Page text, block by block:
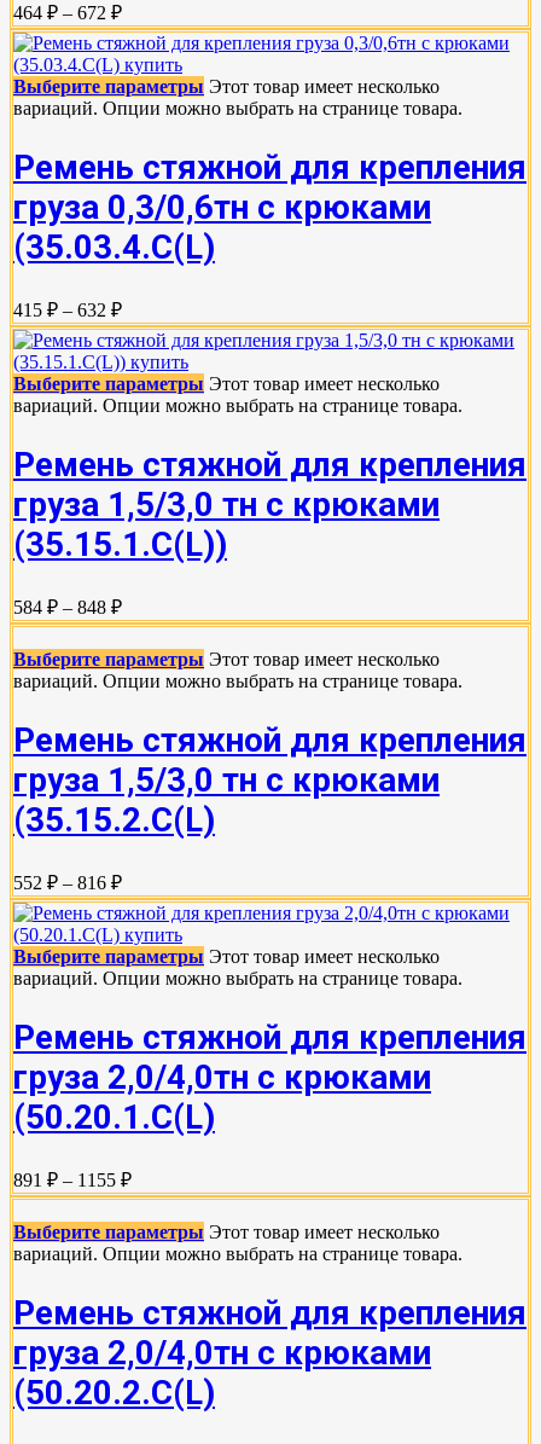
464 ₽ – 672 ₽
Выберите параметры Этот товар имеет несколько
вариаций. Опции можно выбрать на странице товара.
Ремень стяжной для крепления
груза 0,3/0,6тн с крюками
(35.03.4.C(L)
415 ₽ – 632 ₽
Выберите параметры Этот товар имеет несколько
вариаций. Опции можно выбрать на странице товара.
Ремень стяжной для крепления
груза 1,5/3,0 тн с крюками
(35.15.1.C(L))
584 ₽ – 848 ₽
Выберите параметры Этот товар имеет несколько
вариаций. Опции можно выбрать на странице товара.
Ремень стяжной для крепления
груза 1,5/3,0 тн с крюками
(35.15.2.С(L)
552 ₽ – 816 ₽
Выберите параметры Этот товар имеет несколько
вариаций. Опции можно выбрать на странице товара.
Ремень стяжной для крепления
груза 2,0/4,0тн с крюками
(50.20.1.С(L)
891 ₽ – 1155 ₽
Выберите параметры Этот товар имеет несколько
вариаций. Опции можно выбрать на странице товара.
Ремень стяжной для крепления
груза 2,0/4,0тн с крюками
(50.20.2.C(L)